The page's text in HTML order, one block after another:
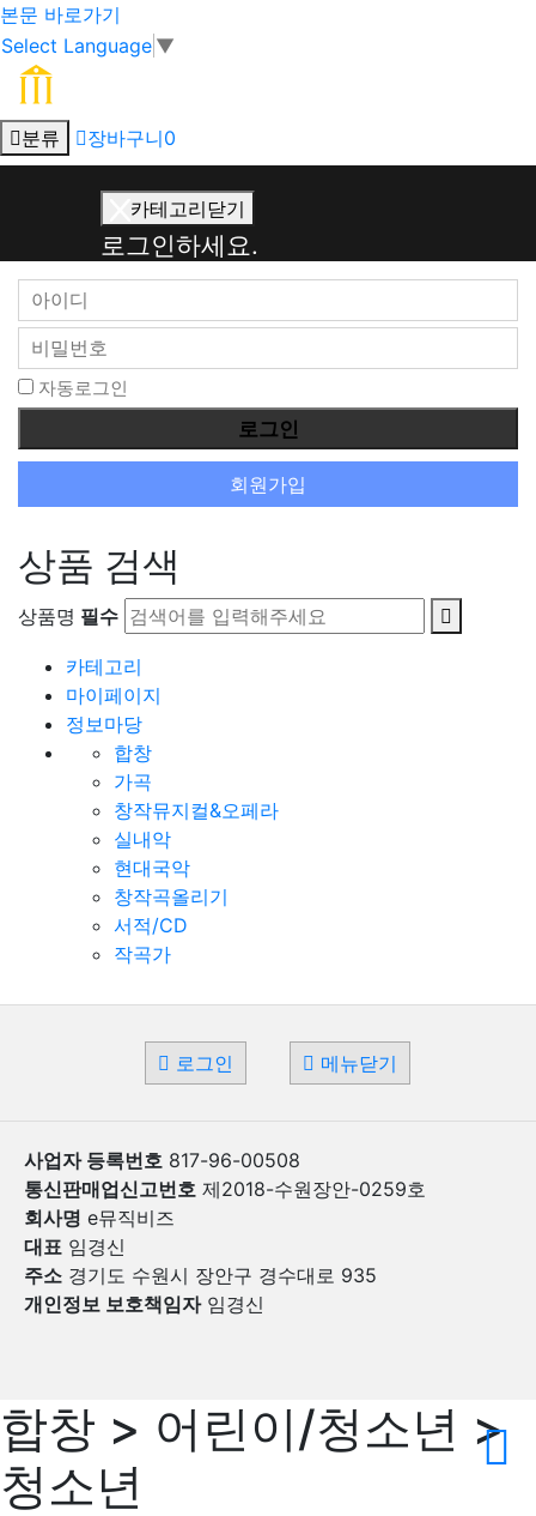
본문 바로가기
Select Language ▼
분류 장바구니0
회
로
그
인
카테고리닫기
로그인하세요.
자동로그인
회원가입
상품 검색
상품명 필수
카테고리
마이페이지
정보마당
합창
가곡
창작뮤지컬&오페라
실내악
현대국악
창작곡올리기
서적/CD
작곡가
로그인 메뉴닫기
사업자 등록번호 817-96-00508
통신판매업신고번호 제2018-수원장안-0259호
회사명 e뮤직비즈
대표 임경신
주소 경기도 수원시 장안구 경수대로 935
개인정보 보호책임자임경신
합창 > 어린이/청소년 >
청소년